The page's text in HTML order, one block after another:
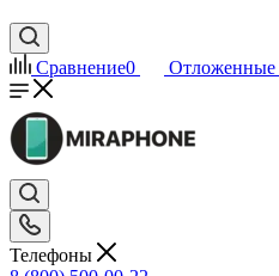
Сравнение0 Отложенные
Телефоны